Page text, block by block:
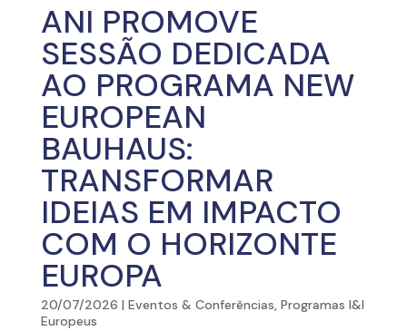
ANI PROMOVE
SESSÃO DEDICADA
AO PROGRAMA NEW
EUROPEAN
BAUHAUS:
TRANSFORMAR
IDEIAS EM IMPACTO
COM O HORIZONTE
EUROPA
20/07/2026 | Eventos & Conferências, Programas I&I
Europeus